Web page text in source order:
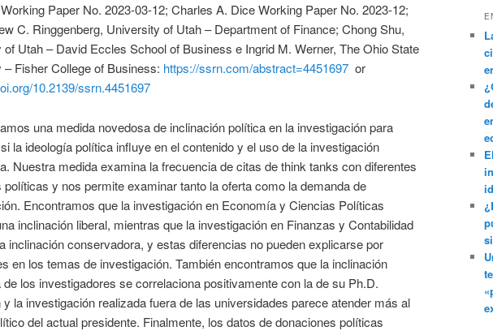
Paper No. 2023-03-12; Charles A. Dice Working Paper No. 2023-12;
C. Ringgenberg, University of Utah – Department of Finance; Chong Shu,
of Utah – David Eccles School of Business e Ingrid M. Werner, The Ohio State
– Fisher College of Business: https://ssrn.com/abstract=4451697 or
10.2139/ssrn.4451697
una medida novedosa de inclinación política en la investigación para
la ideología política influye en el contenido y el uso de la investigación
Nuestra medida examina la frecuencia de citas de think tanks con diferentes
políticas y nos permite examinar tanto la oferta como la demanda de
Encontramos que la investigación en Economía y Ciencias Políticas
inclinación liberal, mientras que la investigación en Finanzas y Contabilidad
inclinación conservadora, y estas diferencias no pueden explicarse por
en los temas de investigación. También encontramos que la inclinación
de los investigadores se correlaciona positivamente con la de su Ph.D.
y la investigación realizada fuera de las universidades parece atender más al
del actual presidente. Finalmente, los datos de donaciones políticas